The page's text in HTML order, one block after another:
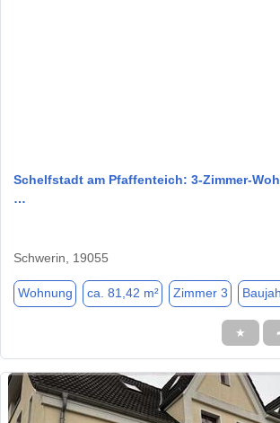
Schelfstadt am Pfaffenteich: 3-Zimmer-
…
Schwerin, 19055
Wohnung ca. 81,42 m² Zimmer 3
★